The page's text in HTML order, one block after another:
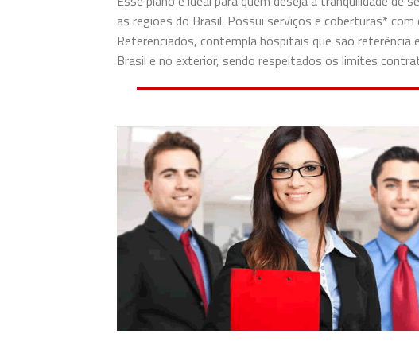
as regiões do Brasil. Possui serviços e coberturas* com
Referenciados, contempla hospitais que são
Brasil e no exterior, sendo respeitados os limites